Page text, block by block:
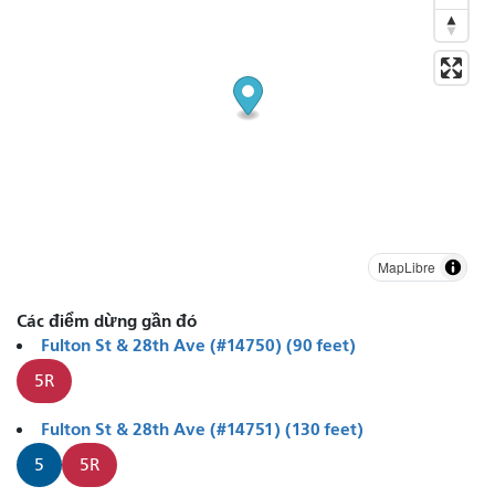
MapLibre
Các điểm dừng gần đó
Fulton St & 28th Ave (#14750) (90 feet)
5R
Fulton St & 28th Ave (#14751) (130 feet)
5 5R